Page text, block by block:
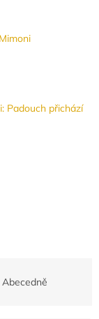
Padouch přichází
Abecedně